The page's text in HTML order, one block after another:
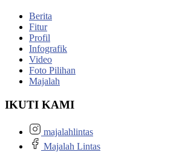
Berita
Fitur
Profil
Infografik
Video
Foto Pilihan
Majalah
IKUTI KAMI
majalahlintas
Majalah Lintas